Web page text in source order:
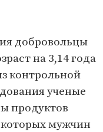
добровольцы
на 3,14 года
контрольной
ученые
продуктов
мужчин